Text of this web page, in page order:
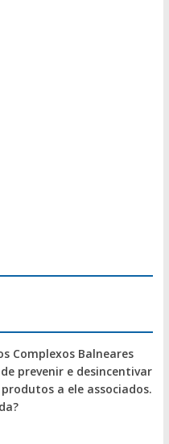
Complexos Balneares
prevenir e desincentivar
a ele associados.